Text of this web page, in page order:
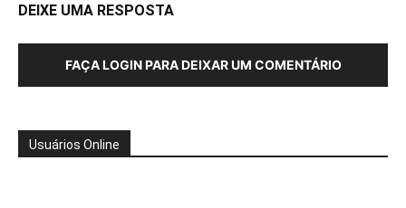
DEIXE UMA RESPOSTA
FAÇA LOGIN PARA DEIXAR UM COMENTÁRIO
Usuários Online